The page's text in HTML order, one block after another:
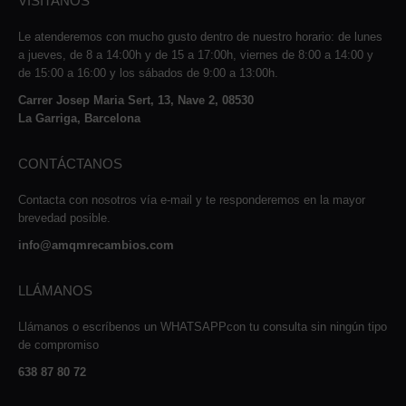
Le atenderemos con mucho gusto dentro de nuestro horario: de lunes
a jueves, de 8 a 14:00h y de 15 a 17:00h, viernes de 8:00 a 14:00 y
de 15:00 a 16:00 y los sábados de 9:00 a 13:00h.
Carrer Josep Maria Sert, 13, Nave 2, 08530
La Garriga, Barcelona
CONTÁCTANOS
Contacta con nosotros vía e-mail y te responderemos en la mayor
brevedad posible.
info@amqmrecambios.com
LLÁMANOS
Llámanos o escríbenos un WHATSAPPcon tu consulta sin ningún tipo
de compromiso
638 87 80 72